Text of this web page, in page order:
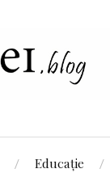
Educație